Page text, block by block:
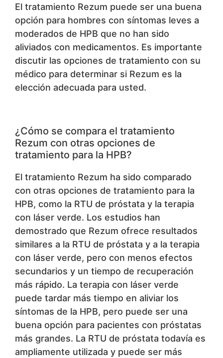
El tratamiento Rezum puede ser una buena
opción para hombres con síntomas leves a
moderados de HPB que no han sido
aliviados con medicamentos. Es importante
discutir las opciones de tratamiento con su
médico para determinar si Rezum es la
elección adecuada para usted.
¿Cómo se compara el tratamiento
Rezum con otras opciones de
tratamiento para la HPB?
El tratamiento Rezum ha sido comparado
con otras opciones de tratamiento para la
HPB, como la RTU de próstata y la terapia
con láser verde. Los estudios han
demostrado que Rezum ofrece resultados
similares a la RTU de próstata y a la terapia
con láser verde, pero con menos efectos
secundarios y un tiempo de recuperación
más rápido. La terapia con láser verde
puede tardar más tiempo en aliviar los
síntomas de la HPB, pero puede ser una
buena opción para pacientes con próstatas
más grandes. La RTU de próstata todavía es
ampliamente utilizada y puede ser más